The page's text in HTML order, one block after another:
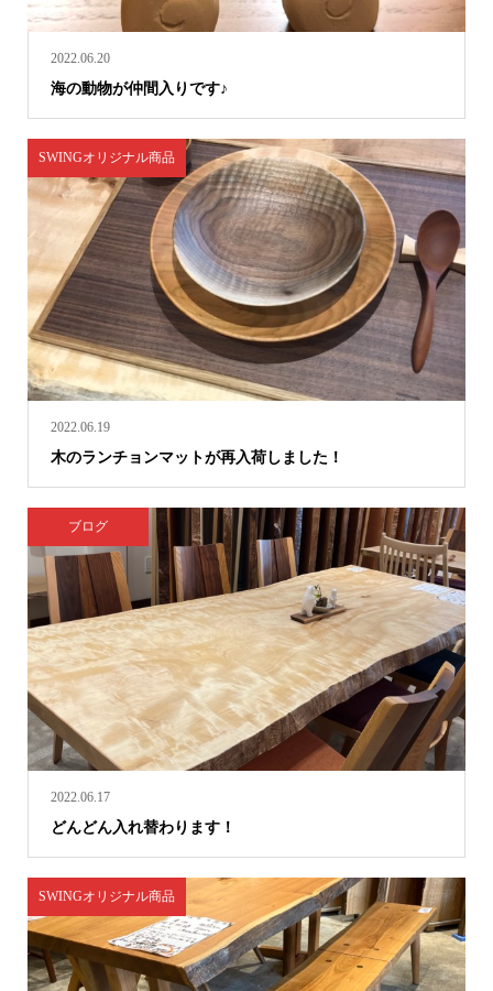
2022.06.20
海の動物が仲間入りです♪
2022.06.19
木のランチョンマットが再入荷しました！
SWINGオリジナル商品
2022.06.17
どんどん入れ替わります！
ブログ
SWINGオリジナル商品